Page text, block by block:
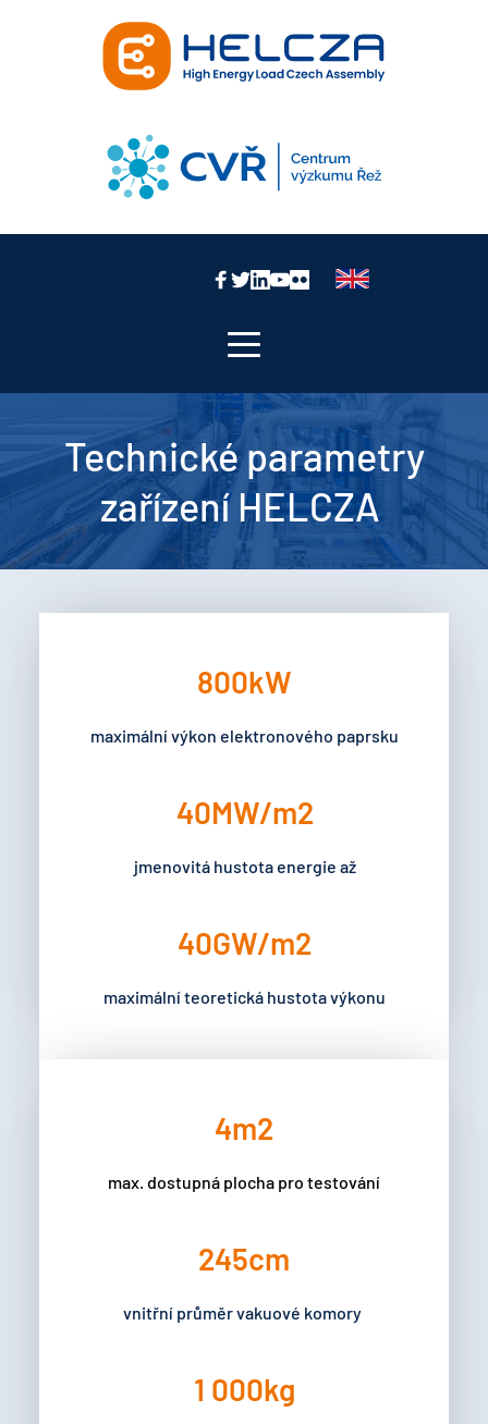
Technické parametry
zařízení HELCZA
800kW
maximální výkon elektronového paprsku
40MW/m2
jmenovitá hustota energie až
40GW/m2
maximální teoretická hustota výkonu
4m2
max. dostupná plocha pro testování
245cm
vnitřní průměr vakuové komory
1 000kg